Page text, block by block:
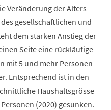
Veränderung der Alters-
gesellschaftlichen und
dem starken Anstieg der
Seite eine rückläufige
mit 5 und mehr Personen
Entsprechend ist in den
Haushaltsgrösse
(2020) gesunken.